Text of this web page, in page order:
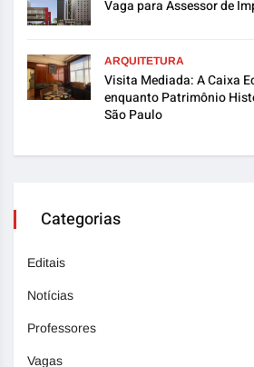
Vaga para Assessor de
ARQUITETURA
Visita Mediada: A Caixa
enquanto Patrimônio
São Paulo
Categorias
Editais
Notícias
Professores
Vagas